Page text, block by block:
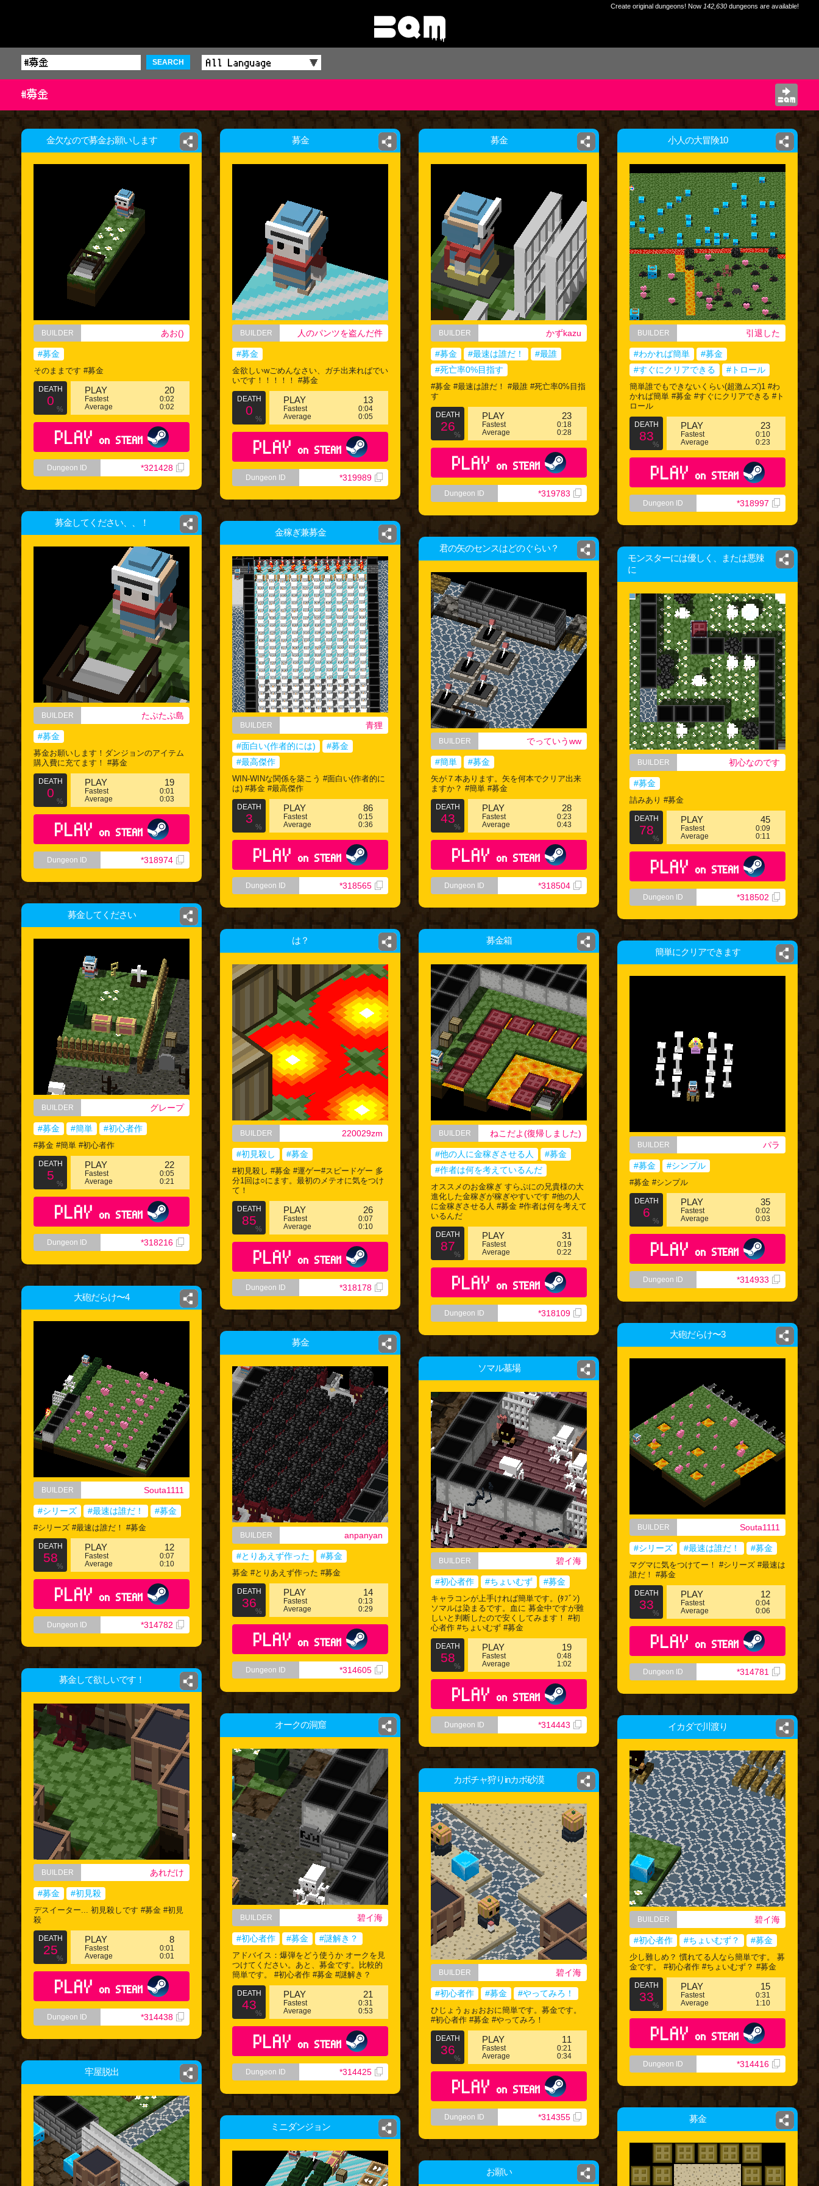
Create original dungeons! Now 142,630dungeons are available!
SEARCH
#募金
金欠なので募金お願いします
BUILDER あお()
#募金
そのままです #募金
DEATH
0
%
PLAY 20
Fastest
0:02
Average
0:02
PLAY on STEAM
Dungeon ID *321428
募金
BUILDER 人のパンツを盗んだ件
#募金
金欲しいwごめんなさい、ガチ出来ればでい
いです！！！！！ #募金
DEATH
0
%
PLAY 13
Fastest
0:04
Average
0:05
PLAY on STEAM
Dungeon ID *319989
募金
BUILDER かずkazu
#募金 #最速は誰だ！
#最誰
#死亡率0%目指す
#募金 #最速は誰だ！ #最誰 #死亡率0%目指
す
DEATH
26
%
PLAY 23
Fastest
0:18
Average
0:28
PLAY on STEAM
Dungeon ID *319783
小人の大冒険10
BUILDER 引退した
#わかれば簡単
#募金
#すぐにクリアできる
#トロール
簡単誰でもできないくらい(超激ムズ)1 #わ
かれば簡単 #募金 #すぐにクリアできる #ト
ロール
DEATH
83
%
PLAY 23
Fastest
0:10
Average
0:23
PLAY on STEAM
Dungeon ID *318997
募金してください、、！
BUILDER たぷたぷ島
#募金
募金お願いします！ダンジョンのアイテム
購入費に充てます！ #募金
DEATH
0
%
PLAY 19
Fastest
0:01
Average
0:03
PLAY on STEAM
Dungeon ID *318974
金稼ぎ兼募金
BUILDER 青狸
#面白い(作者的には)
#募金
#最高傑作
WIN-WINな関係を築こう #面白い(作者的に
は) #募金 #最高傑作
DEATH
3
%
PLAY 86
Fastest
0:15
Average
0:36
PLAY on STEAM
Dungeon ID *318565
君の矢のセンスはどのぐらい？
BUILDER でっていうww
#簡単 #募金
矢が７本あります。矢を何本でクリア出来
ますか？ #簡単 #募金
DEATH
43
%
PLAY 28
Fastest
0:23
Average
0:43
PLAY on STEAM
Dungeon ID *318504
モンスターには優しく、または悪辣
に
BUILDER 初心なのです
#募金
詰みあり #募金
DEATH
78
%
PLAY 45
Fastest
0:09
Average
0:11
PLAY on STEAM
Dungeon ID *318502
募金してください
BUILDER グレープ
#募金 #簡単 #初心者作
#募金 #簡単 #初心者作
DEATH
5
%
PLAY 22
Fastest
0:05
Average
0:21
PLAY on STEAM
Dungeon ID *318216
は？
BUILDER 220029zm
#初見殺し #募金
#初見殺し #募金 #運ゲー#スピードゲー 多
分1回は○にます。最初のメテオに気をつけ
て！
DEATH
85
%
PLAY 26
Fastest
0:07
Average
0:10
PLAY on STEAM
Dungeon ID *318178
募金箱
BUILDER ねこだよ(復帰しました)
#他の人に金稼ぎさせる人
#募金
#作者は何を考えているんだ
オススメのお金稼ぎ すらぷにの兄貴様の大
進化した金稼ぎが稼ぎやすいです #他の人
に金稼ぎさせる人 #募金 #作者は何を考えて
いるんだ
DEATH
87
%
PLAY 31
Fastest
0:19
Average
0:22
PLAY on STEAM
Dungeon ID *318109
簡単にクリアできます
BUILDER パラ
#募金 #シンプル
#募金 #シンプル
DEATH
6
%
PLAY 35
Fastest
0:02
Average
0:03
PLAY on STEAM
Dungeon ID *314933
大砲だらけ〜4
BUILDER Souta1111
#シリーズ #最速は誰だ！ #募金
#シリーズ #最速は誰だ！ #募金
DEATH
58
%
PLAY 12
Fastest
0:07
Average
0:10
PLAY on STEAM
Dungeon ID *314782
大砲だらけ〜3
BUILDER Souta1111
#シリーズ #最速は誰だ！ #募金
マグマに気をつけてー！ #シリーズ #最速は
誰だ！ #募金
DEATH
33
%
PLAY 12
Fastest
0:04
Average
0:06
PLAY on STEAM
Dungeon ID *314781
募金
BUILDER anpanyan
#とりあえず作った #募金
募金 #とりあえず作った #募金
DEATH
36
%
PLAY 14
Fastest
0:13
Average
0:29
PLAY on STEAM
Dungeon ID *314605
ソマル墓場
BUILDER 碧イ海
#初心者作 #ちょいむず #募金
キャラコンが上手ければ簡単です。(ﾀﾌﾞﾝ)
ソマルは染まるです。血に 募金中ですが難
しいと判断したので安くしてみます！ #初
心者作 #ちょいむず #募金
DEATH
58
%
PLAY 19
Fastest
0:48
Average
1:02
PLAY on STEAM
Dungeon ID *314443
募金して欲しいです！
BUILDER あれだけ
#募金 #初見殺
デスイーター... 初見殺しです #募金 #初見
殺
DEATH
25
%
PLAY 8
Fastest
0:01
Average
0:01
PLAY on STEAM
Dungeon ID *314438
オークの洞窟
BUILDER 碧イ海
#初心者作 #募金 #謎解き？
アドバイス：爆弾をどう使うか オークを見
つけてください。あと、募金です。比較的
簡単です。 #初心者作 #募金 #謎解き？
DEATH
43
%
PLAY 21
Fastest
0:31
Average
0:53
PLAY on STEAM
Dungeon ID *314425
イカダで川渡り
BUILDER 碧イ海
#初心者作 #ちょいむず？ #募金
少し難しめ？ 慣れてる人なら簡単です。 募
金です。 #初心者作 #ちょいむず？ #募金
DEATH
33
%
PLAY 15
Fastest
0:31
Average
1:10
PLAY on STEAM
Dungeon ID *314416
カボチャ狩りinカボ砂漠
BUILDER 碧イ海
#初心者作 #募金 #やってみろ！
ひじょうぉぉおおに簡単です。募金です。
#初心者作 #募金 #やってみろ！
DEATH
36
%
PLAY 11
Fastest
0:21
Average
0:34
PLAY on STEAM
Dungeon ID *314355
牢屋脱出
募金
ミニダンジョン
お願い